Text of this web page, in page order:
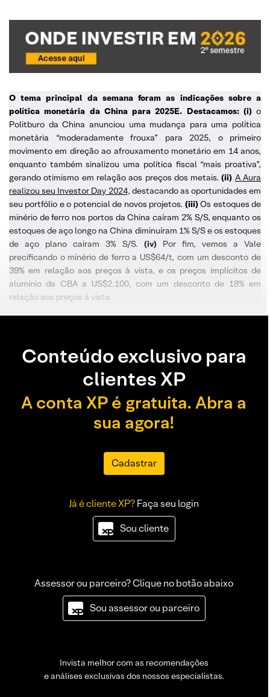
O tema principal da semana foram as indicações sobre a
política monetária da China para 2025E. Destacamos: (i)o
Politburo da China anunciou uma mudança para uma política
monetária “moderadamente frouxa” para 2025, o primeiro
movimento em direção ao afrouxamento monetário em 14 anos,
enquanto também sinalizou uma política fiscal “mais proativa”,
gerando otimismo em relação aos preços dos metais.(ii) A Aura
realizou seu Investor Day 2024, destacando as oportunidades em
seu portfólio e o potencial de novos projetos. (iii)Os estoques de
minério de ferro nos portos da China caíram 2% S/S, enquanto os
estoques de aço longo na China diminuíram 1% S/S e os estoques
de aço plano caíram 3% S/S. (iv) Por fim, vemos a Vale
precificando o minério de ferro a US$64/t, com um desconto de
39% em relação aos preços à vista, e os preços implícitos de
alumínio da CBA a US$2.100, com um desconto de 18% em
relação aos preços à vista.
Conteúdo exclusivo para
clientes XP
A conta XP é gratuita. Abra a
sua agora!
Cadastrar
Já é cliente XP?Faça seu login
Sou cliente
Assessor ou parceiro? Clique no botão abaixo
Sou assessor ou parceiro
Invista melhor com as recomendações
e análises exclusivas dos nossos especialistas.